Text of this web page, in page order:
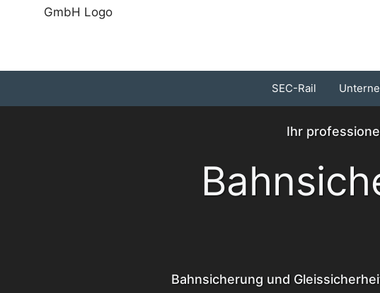
SEC-Rail
Ihr
Bahnsicherung und